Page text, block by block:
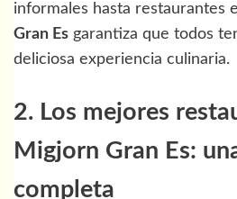
informales hasta restaurantes
Gran Es garantiza que todos
deliciosa experiencia culinaria.
2. Los mejores
Migjorn Gran Es:
completa